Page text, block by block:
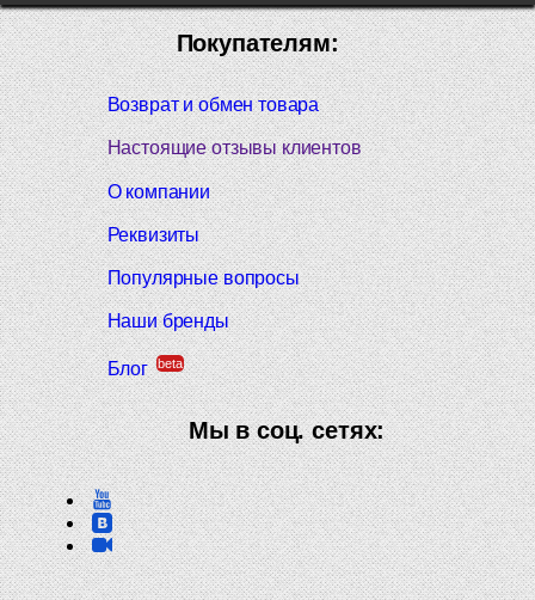
Покупателям:
Возврат и обмен товара
Настоящие отзывы клиентов
О компании
Реквизиты
Популярные вопросы
Наши бренды
Блог beta
Мы в соц. сетях: